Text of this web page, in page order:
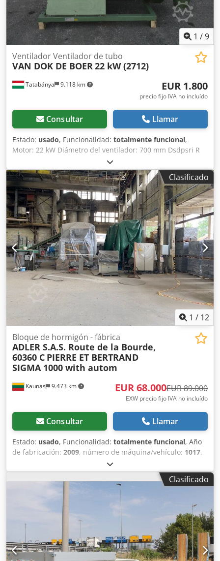
1 /9
Tatabánya 9.118 km
Ventilador Ventilador de tubo
VAN DOK DE BOER 22 kW (2712)
EUR 1.800
precio fijo IVA no incluído
Consultar Llamar
Estado: usado, Funcionalidad: totalmente funcional,
Motor: 22 kW Diámetro del ventilador: 700 mm Dsdpsri R
Duefx Aa Esck Longitud: 2500 mm
Clasificado
1 / 12
Kaunas 9.473 km
Bloque de hormigón - fábrica
ADLER S.A.S. Route de la Bourde,
60360 C PIERRE ET BERTRAND
SIGMA 1000 with autom
EUR 68.000EUR 89.000
EXW precio fijo IVA no incluído
Consultar Llamar
Estado: usado, Funcionalidad: totalmente funcional, Año
de fabricación: 2009, número de máquina/vehículo: 1017,
Línea de producción usada para bloques de hormigón (y
arcilla expandida). La línea se utilizaba para producir
bloques de hormigón utilizando arcilla expandida. Desde
2023-08, la línea ya no está en funcionamiento, se ha
conservado. Línea de bloques en orden: - 2 pcs. silos
pequeños (con vibro, con aletas neumáticas). -
Transportador de suministro de materia prima a la tolva
de pesaje. - Tolva de pesaje. - Transportador de suministro
de materia prima desde la tolva de pesaje hasta la
mezcladora. Dodsuc Tzvjpfx Aa Eock - Mezcladora FK
Clasificado